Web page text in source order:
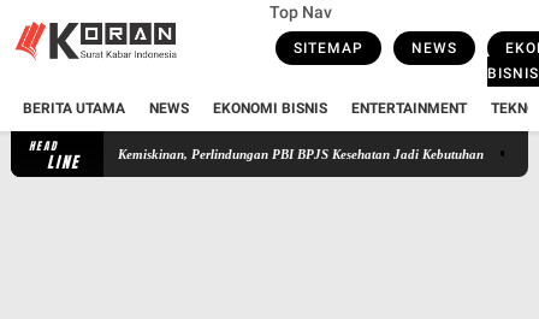
Top Nav
SITEMAP NEWS
BISNIS
BERITA UTAMA NEWS EKONOMI BISNIS ENTERTAINMENT
HEAD
LINE
ke Jurang Kemiskinan, Perlindungan PBI BPJS Kesehatan Jadi Kebutuhan DPR